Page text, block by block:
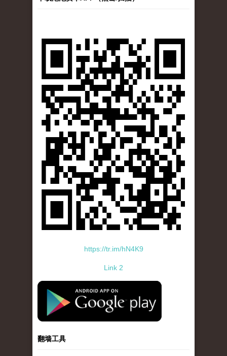
https://tr.im/hN4K9
Link 2
standard-icon-googleplay-app-store.png
翻墙工具